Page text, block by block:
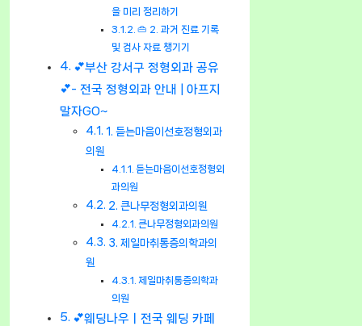
을 미리 정리하기
👜 2. 과거 진료 기록
및 검사 자료 챙기기
💕부산 강서구 정형외과 공유
💕- 전국 정형외과 안내 | 아프지
말자GO~
1. 듣는마음이선호정형외과
의원
듣는마음이선호정형외
과의원
2. 큰나무정형외과의원
큰나무정형외과의원
3. 제일마취통증의학과의
원
제일마취통증의학과
의원
💕웨딩나우ㅣ전국 웨딩 카페